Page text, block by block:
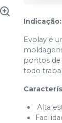
Indicação:
Evolay é
pontos de
todo
Alta